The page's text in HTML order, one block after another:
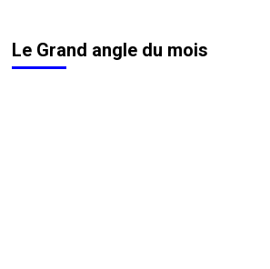
Le Grand angle du mois